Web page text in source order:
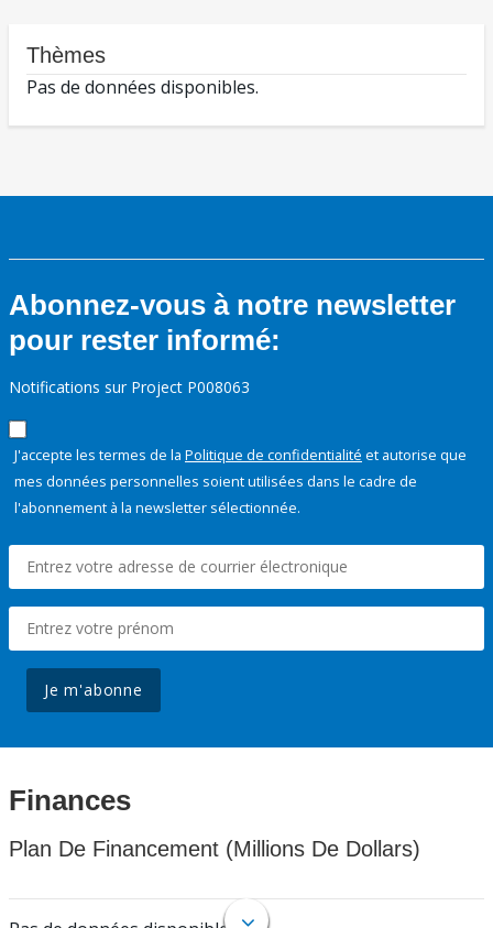
Thèmes
Pas de données disponibles.
Abonnez-vous à notre newsletter
pour rester informé:
Notifications sur Project P008063
J'accepte les termes de la Politique de confidentialité et autorise que
mes données personnelles soient utilisées dans le cadre de
l'abonnement à la newsletter sélectionnée.
Je m'abonne
Finances
Plan De Financement (Millions De Dollars)